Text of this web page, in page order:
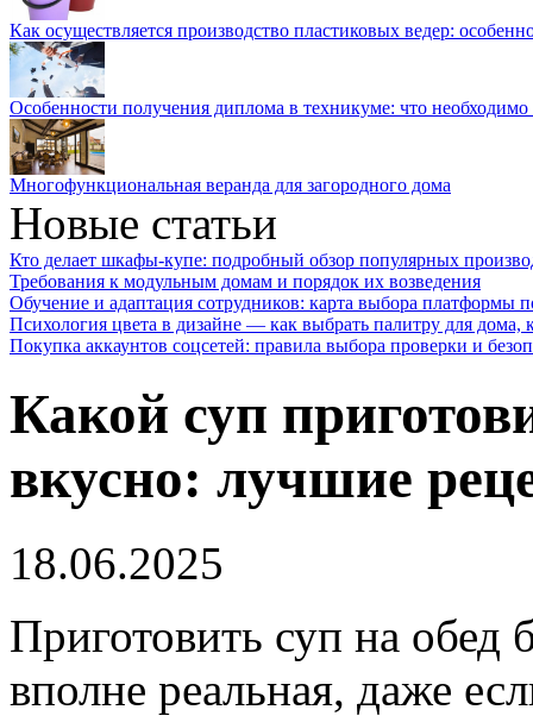
Как осуществляется производство пластиковых ведер:
Особенности получения диплома в техникуме: что необходимо
Многофункциональная веранда для загородного дома
Новые статьи
Кто делает шкафы-купе: подробный обзор популярных
Требования к модульным домам и порядок их возведения
Обучение и адаптация сотрудников: карта выбора платформы
Психология цвета в дизайне — как выбрать палитру для дома,
Покупка аккаунтов соцсетей: правила выбора проверки и
Какой суп
вкусно: лучшие
18.06.2025
Приготовить суп на обед
вполне реальная, даже